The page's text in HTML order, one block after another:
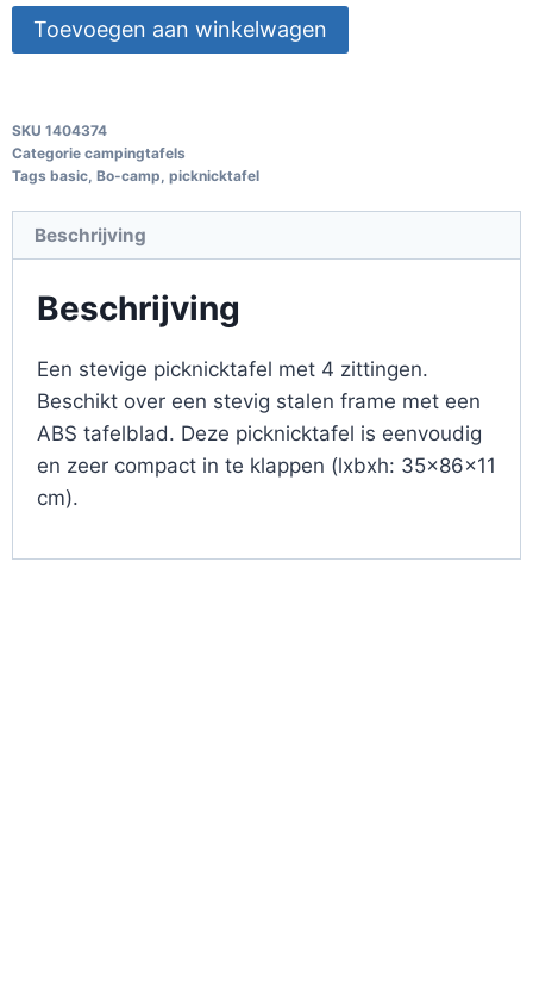
Toevoegen aan winkelwagen
SKU 1404374
Categorie campingtafels
Tags basic Bo-camp picknicktafel
Beschrijving
Beschrijving
Een stevige picknicktafel met 4 zittingen.
Beschikt over een stevig stalen frame met een
ABS tafelblad. Deze picknicktafel is eenvoudig
en zeer compact in te klappen (lxbxh: 35x86x11
cm).